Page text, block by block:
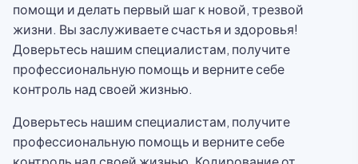
помощи и делать первый шаг к новой, трезвой
жизни. Вы заслуживаете счастья и здоровья!
Доверьтесь нашим специалистам, получите
профессиональную помощь и верните себе
контроль над своей жизнью.
Доверьтесь нашим специалистам, получите
профессиональную помощь и верните себе